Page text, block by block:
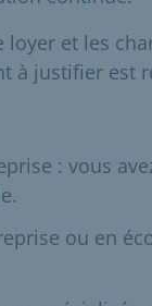
et les
à justifier est
: vous
ou en